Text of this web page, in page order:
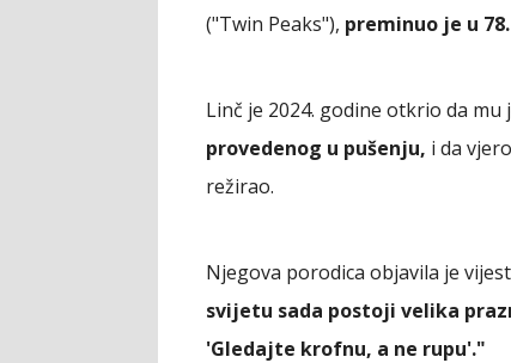
("Twin Peaks"), preminuo je u
Linč je 2024. godine otkrio da mu
provedenog u pušenju, i da
režirao.
Njegova porodica objavila je
svijetu sada postoji velika
'Gledajte krofnu, a ne rupu'."